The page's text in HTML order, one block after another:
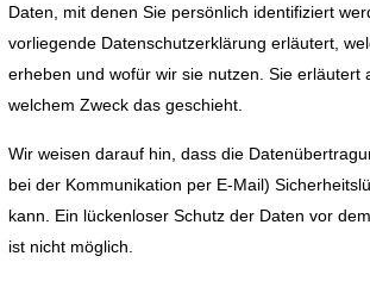
Daten, mit denen Sie persönlich identifiziert
vorliegende Datenschutzerklärung erläutert,
erheben und wofür wir sie nutzen. Sie erläutert
welchem Zweck das geschieht.
Wir weisen darauf hin, dass die
bei der Kommunikation per E-Mail)
kann. Ein lückenloser Schutz der Daten vor
ist nicht möglich.